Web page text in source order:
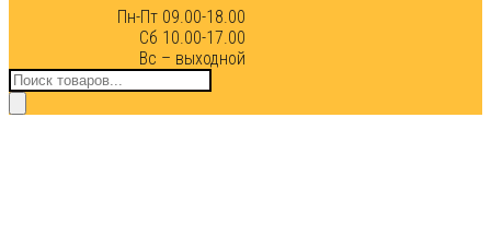
Пн-Пт 09.00-18.00
Сб 10.00-17.00
Вс – выходной
Поиск
товаров